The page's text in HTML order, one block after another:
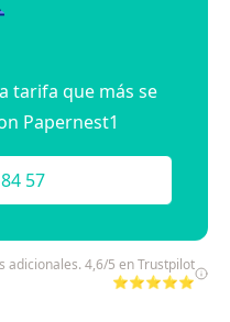
tarifa que más se
Papernest1
57
adicionales. 4,6/5 en Trustpilot
⭐⭐⭐⭐⭐